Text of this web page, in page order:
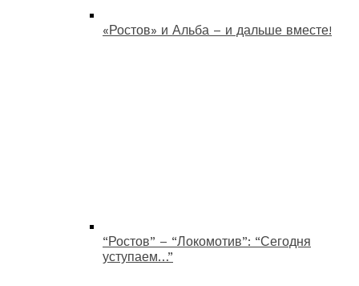
«Ростов» и Альба – и дальше вместе!
“Ростов” – “Локомотив”: “Сегодня
уступаем…”